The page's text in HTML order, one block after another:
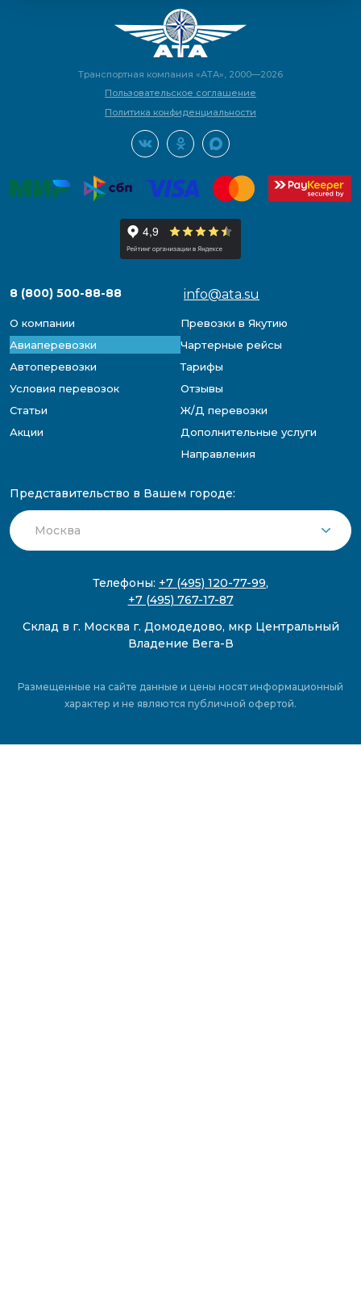
Транспортная компания «АТА», 2000—2026
Пользовательское соглашение
Политика конфиденциальности
8 (800) 500-88-88 info@ata.su
О компании
Превозки в Якутию
Авиаперевозки
Чартерные рейсы
Автоперевозки
Тарифы
Условия перевозок
Отзывы
Статьи
Ж/Д перевозки
Акции
Дополнительные услуги
Направления
Представительство в Вашем городе:
Телефоны: +7 (495) 120-77-99,
+7 (495) 767-17-87
Склад в г. Москва г. Домодедово, мкр Центральный
Владение Вега-В
Размещенные на сайте данные и цены носят информационный
характер и не являются публичной офертой.